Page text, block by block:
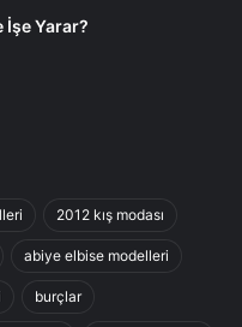
İşe Yarar?
2012 kış modası
abiye elbise modelleri
burçlar